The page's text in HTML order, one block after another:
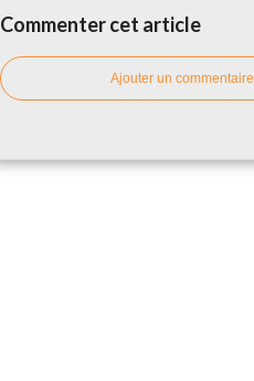
Commenter cet article
Ajouter un commentaire